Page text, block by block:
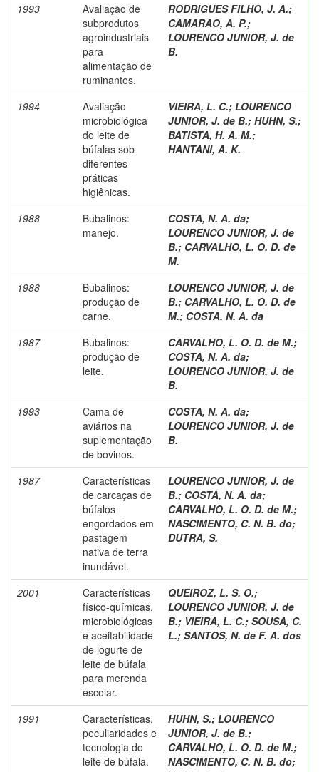
1993
Avaliação de
subprodutos
agroindustriais
para
alimentação de
ruminantes.
RODRIGUES FILHO, J. A.;
CAMARAO, A. P.;
LOURENCO JUNIOR, J. de
B.
1994
Avaliação
microbiológica
do leite de
búfalas sob
diferentes
práticas
higiênicas.
VIEIRA, L. C.; LOURENCO
JUNIOR, J. de B.; HUHN, S.;
BATISTA, H. A. M.;
HANTANI, A. K.
1988
Bubalinos:
manejo.
COSTA, N. A. da;
LOURENCO JUNIOR, J. de
B.; CARVALHO, L. O. D. de
M.
1988
Bubalinos:
produção de
carne.
LOURENCO JUNIOR, J. de
B.; CARVALHO, L. O. D. de
M.; COSTA, N. A. da
1987
Bubalinos:
produção de
leite.
CARVALHO, L. O. D. de M.;
COSTA, N. A. da;
LOURENCO JUNIOR, J. de
B.
1993
Cama de
aviários na
suplementação
de bovinos.
COSTA, N. A. da;
LOURENCO JUNIOR, J. de
B.
1987
Características
de carcaças de
búfalos
engordados em
pastagem
nativa de terra
inundável.
LOURENCO JUNIOR, J. de
B.; COSTA, N. A. da;
CARVALHO, L. O. D. de M.;
NASCIMENTO, C. N. B. do;
DUTRA, S.
2001
Características
físico-químicas,
microbiológicas
e aceitabilidade
de iogurte de
leite de búfala
para merenda
escolar.
QUEIROZ, L. S. O.;
LOURENCO JUNIOR, J. de
B.; VIEIRA, L. C.; SOUSA, C.
L.; SANTOS, N. de F. A. dos
1991
Características,
peculiaridades e
tecnologia do
leite de búfala.
HUHN, S.; LOURENCO
JUNIOR, J. de B.;
CARVALHO, L. O. D. de M.;
NASCIMENTO, C. N. B. do;